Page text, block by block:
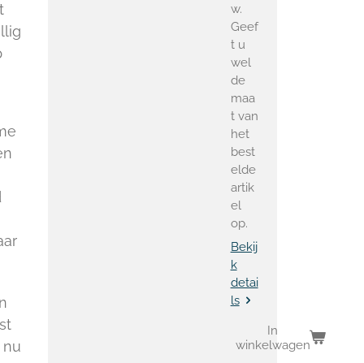
w.
Geef
t u
wel
de
maa
t van
het
best
elde
artik
el
op.
Bekij
k
detai
ls
In
winkelwagen